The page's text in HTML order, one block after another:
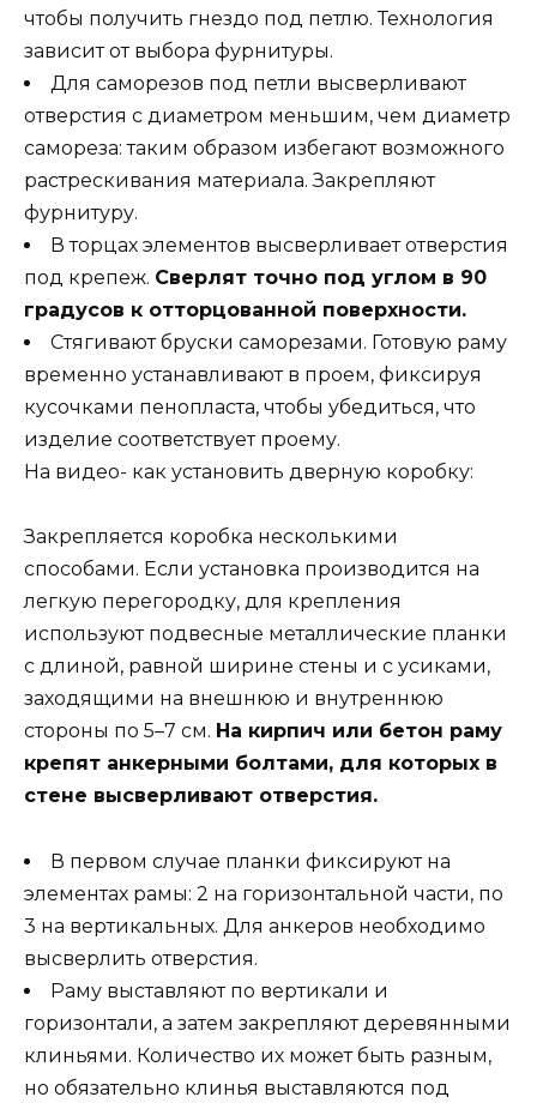
чтобы получить гнездо под петлю. Технология
зависит от выбора фурнитуры.
Для саморезов под петли высверливают
отверстия с диаметром меньшим, чем диаметр
самореза: таким образом избегают возможного
растрескивания материала. Закрепляют
фурнитуру.
В торцах элементов высверливает отверстия
под крепеж. Сверлят точно под углом в 90
градусов к отторцованной поверхности.
Стягивают бруски саморезами. Готовую раму
временно устанавливают в проем, фиксируя
кусочками пенопласта, чтобы убедиться, что
изделие соответствует проему.
На видео- как установить дверную коробку:
Закрепляется коробка несколькими
способами. Если установка производится на
легкую перегородку, для крепления
используют подвесные металлические планки
с длиной, равной ширине стены и с усиками,
заходящими на внешнюю и внутреннюю
стороны по 5–7 см. На кирпич или бетон раму
крепят анкерными болтами, для которых в
стене высверливают отверстия.
В первом случае планки фиксируют на
элементах рамы: 2 на горизонтальной части, по
3 на вертикальных. Для анкеров необходимо
высверлить отверстия.
Раму выставляют по вертикали и
горизонтали, а затем закрепляют деревянными
клиньями. Количество их может быть разным,
но обязательно клинья выставляются под